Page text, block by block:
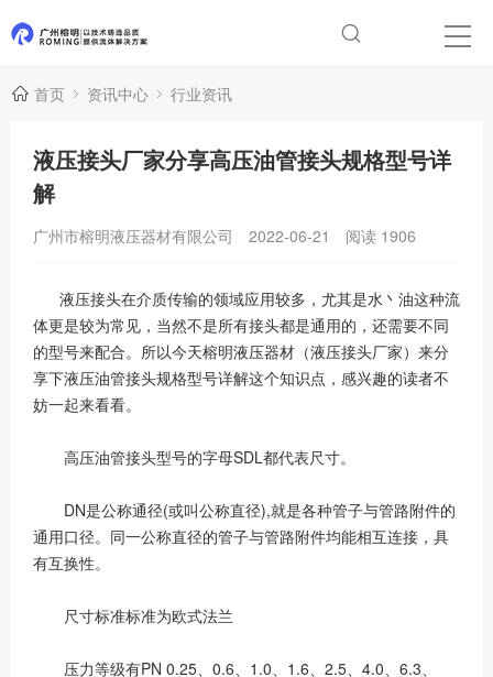
首页 资讯中心 行业资讯
液压接头厂家分享高压油管接头规格型号详
解
广州市榕明液压器材有限公司 2022-06-21 阅读 1906
液压接头在介质传输的领域应用较多，尤其是水丶油这种流
体更是较为常见，当然不是所有接头都是通用的，还需要不同
的型号来配合。所以今天榕明液压器材（液压接头厂家）来分
享下液压油管接头规格型号详解这个知识点，感兴趣的读者不
妨一起来看看。
高压油管接头型号的字母SDL都代表尺寸。
DN是公称通径(或叫公称直径),就是各种管子与管路附件的
通用口径。同一公称直径的管子与管路附件均能相互连接，具
有互换性。
尺寸标准标准为欧式法兰
压力等级有PN 0.25、0.6、1.0、1.6、2.5、4.0、6.3、